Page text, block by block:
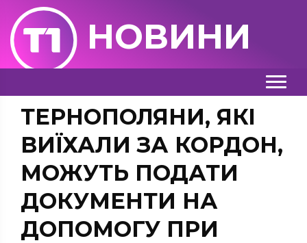
НОВИНИ
ТЕРНОПОЛЯНИ, ЯКІ
ВИЇХАЛИ ЗА КОРДОН,
МОЖУТЬ ПОДАТИ
ДОКУМЕНТИ НА
ДОПОМОГУ ПРИ